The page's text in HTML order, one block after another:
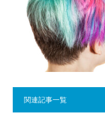
関連記事一覧